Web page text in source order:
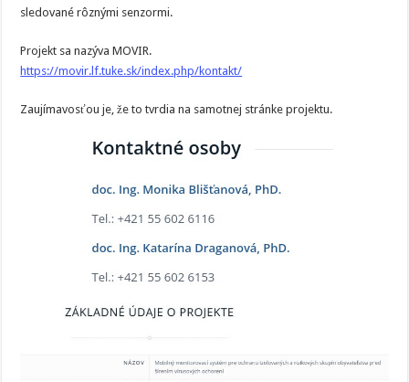
sledované rôznými senzormi.
Projekt sa nazýva MOVIR.
https://movir.lf.tuke.sk/index.php/kontakt/
Zaujímavosťou je, že to tvrdia na samotnej stránke projektu.